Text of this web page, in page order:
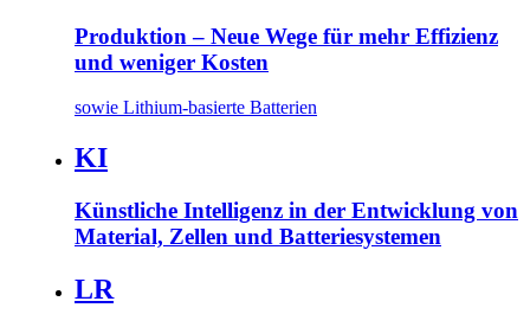
Produktion – Neue Wege für mehr Effizienz
und weniger Kosten
sowie Lithium-basierte Batterien
KI
Künstliche Intelligenz in der Entwicklung von
Material, Zellen und Batteriesystemen
LR